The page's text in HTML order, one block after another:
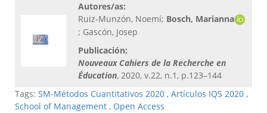
Autores/as:
Ruiz-Munzón, Noemí; Bosch, Marianna
; Gascón, Josep
Publicación:
Nouveaux Cahiers de la Recherche en
Éducation, 2020, v.22, n.1, p.123–144
Tags: SM-Métodos Cuantitativos 2020 , Artículos IQS 2020 ,
School of Management , Open Access